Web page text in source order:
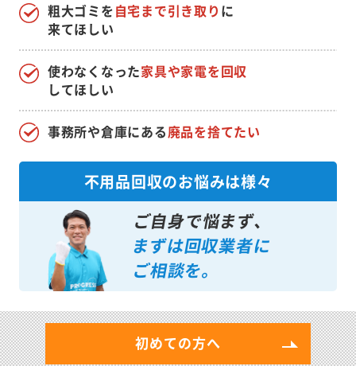
使わなくなった家具や家電を回収
してほしい
粗大ゴミを自宅まで引き取り に
来てほしい
事務所や倉庫にある廃品を捨てたい
不用品回収のお悩みは様々
ご自身で悩まず、
まずは回収業者に
ご相談を。
初めての方へ